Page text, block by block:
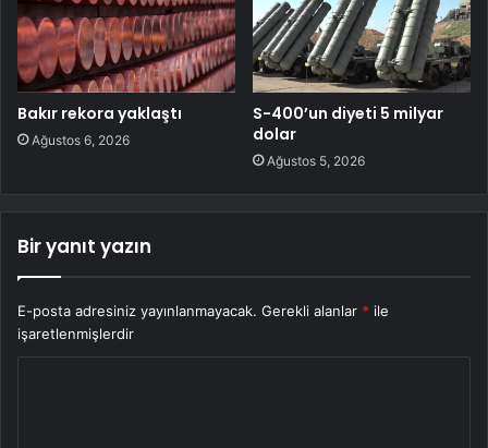
Bakır rekora yaklaştı
Ağustos 6, 2026
S-400’un diyeti 5 milyar
dolar
Ağustos 5, 2026
Bir yanıt yazın
E-posta adresiniz yayınlanmayacak. Gerekli alanlar * ile
işaretlenmişlerdir